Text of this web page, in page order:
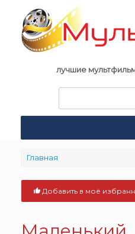
content
лучшие
поиска:
Главная
Добавить в моё